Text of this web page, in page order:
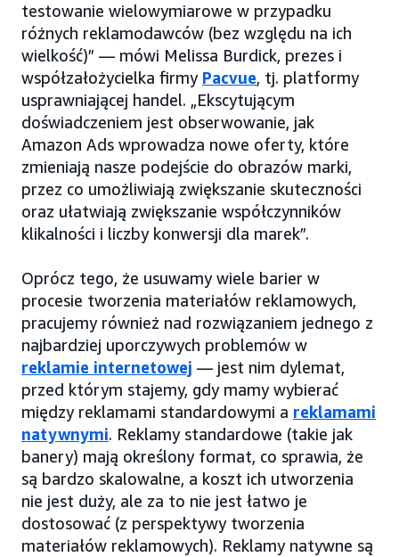
testowanie wielowymiarowe w przypadku
różnych reklamodawców (bez względu na ich
wielkość)” — mówi Melissa Burdick, prezes i
współzałożycielka firmy Pacvue, tj. platformy
usprawniającej handel. „Ekscytującym
doświadczeniem jest obserwowanie, jak
Amazon Ads wprowadza nowe oferty, które
zmieniają nasze podejście do obrazów marki,
przez co umożliwiają zwiększanie skuteczności
oraz ułatwiają zwiększanie współczynników
klikalności i liczby konwersji dla marek”.
Oprócz tego, że usuwamy wiele barier w
procesie tworzenia materiałów reklamowych,
pracujemy również nad rozwiązaniem jednego z
najbardziej uporczywych problemów w
reklamie internetowej — jest nim dylemat,
przed którym stajemy, gdy mamy wybierać
między reklamami standardowymi a reklamami
natywnymi. Reklamy standardowe (takie jak
banery) mają określony format, co sprawia, że
są bardzo skalowalne, a koszt ich utworzenia
nie jest duży, ale za to nie jest łatwo je
dostosować (z perspektywy tworzenia
materiałów reklamowych). Reklamy natywne są